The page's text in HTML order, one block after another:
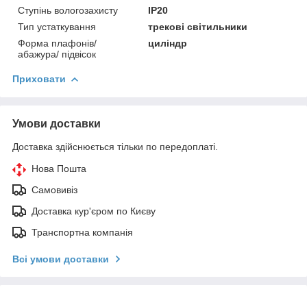
Ступінь вологозахисту
IP20
Тип устаткування
трекові світильники
Форма плафонів/
абажура/ підвісок
циліндр
Приховати
Умови доставки
Доставка здійснюється тільки по передоплаті.
Нова Пошта
Самовивіз
Доставка кур'єром по Києву
Транспортна компанія
Всі умови доставки